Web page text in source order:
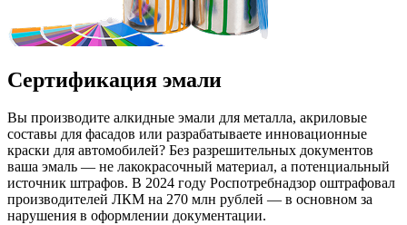
Сертификация эмали
Вы производите алкидные эмали для металла, акриловые
составы для фасадов или разрабатываете инновационные
краски для автомобилей? Без разрешительных документов
ваша эмаль — не лакокрасочный материал, а потенциальный
источник штрафов. В 2024 году Роспотребнадзор оштрафовал
производителей ЛКМ на 270 млн рублей — в основном за
нарушения в оформлении документации.